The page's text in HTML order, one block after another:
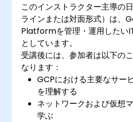
Cloud Monitoringおよび
用してGoogle Cloud環境
ューティングし、最適化
ビジネスや運用上のさま
にVertex AIやその他の
ビスの機能を理解する。
このインストラクター主導の
ラインまたは対面形式）は、
Platformを管理・運用したい
としています。
受講後には、参加者は以下の
なります：
GCPにおける主要なサー
を理解する
ネットワークおよび仮想
学ぶ